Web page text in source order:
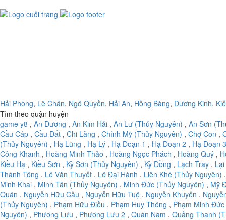
Hải Phòng, Lê Chân, Ngô Quyền, Hải An, Hồng Bàng, Dương Kinh,
Tìm theo quận huyện
game y8 , An Dương , An Kim Hải , An Lư (Thủy Nguyên) , An Sơn
Cầu Cáp , Cầu Đất , Chi Lăng , Chính Mỹ (Thủy Nguyên) , Chợ Con ,
(Thủy Nguyên) , Hạ Lũng , Hạ Lý , Hạ Đoạn 1 , Hạ Đoạn 2 , Hạ Đoạn 3
Công Khanh , Hoàng Minh Thảo , Hoàng Ngọc Phách , Hoàng Quý ,
Kiều Hạ , Kiều Sơn , Kỳ Sơn (Thủy Nguyên) , Kỳ Đồng , Lạch Tray ,
Thánh Tông , Lê Văn Thuyết , Lê Đại Hành , Liên Khê (Thủy Nguyên)
Minh Khai , Minh Tân (Thủy Nguyên) , Minh Đức (Thủy Nguyên) , Mỹ
Quân , Nguyễn Hữu Cầu , Nguyễn Hữu Tuệ , Nguyễn Khuyến ,
(Thủy Nguyên) , Phạm Hữu Điều , Phạm Huy Thông , Phạm Minh Đức
Nguyên) , Phương Lưu , Phương Lưu 2 , Quán Nam , Quảng Thanh